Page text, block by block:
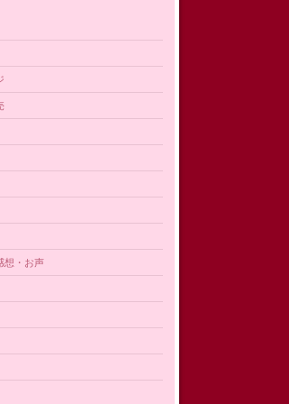
想・お声